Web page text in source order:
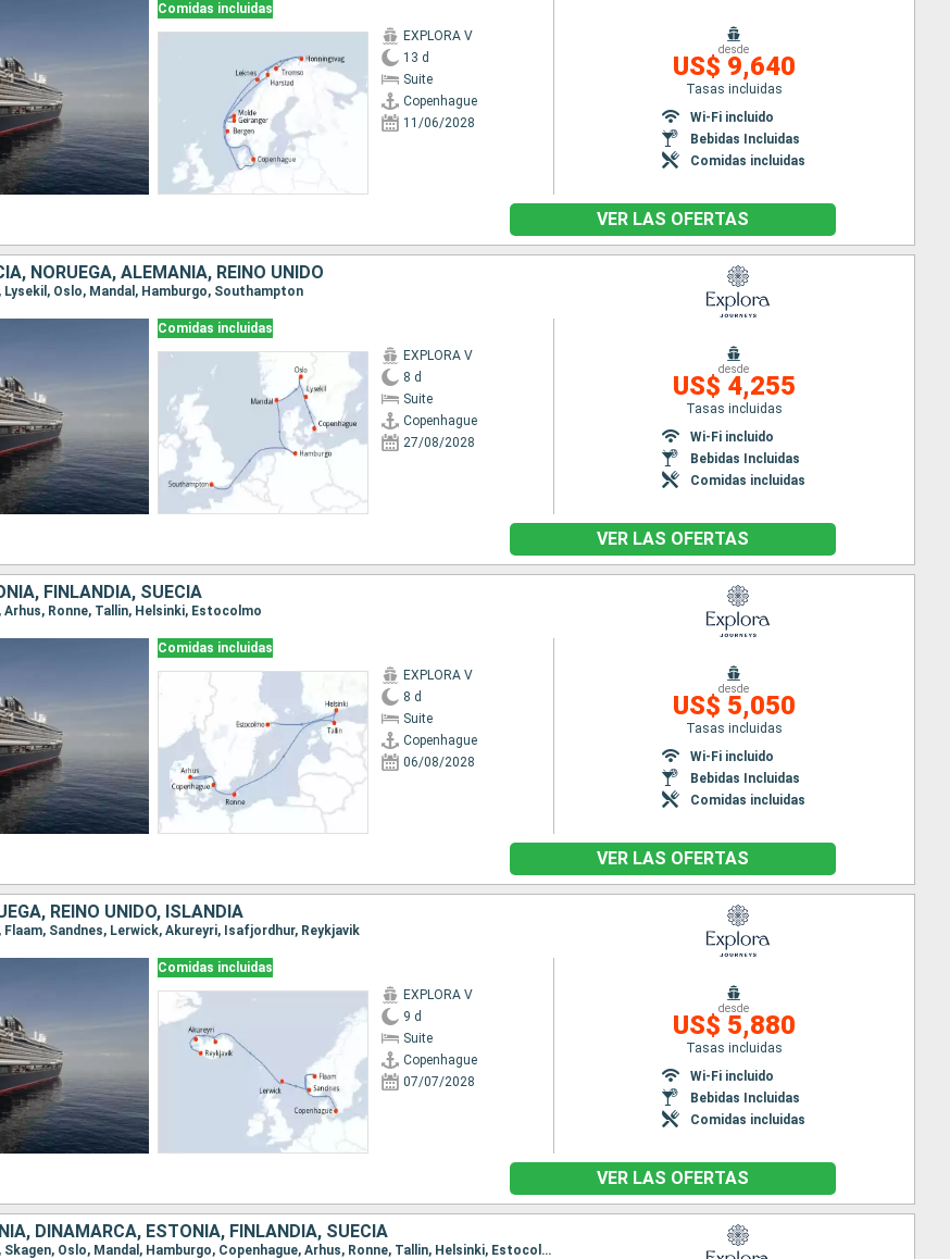
Comidas incluidas
EXPLORA V
13 d
Suite
Copenhague
11/06/2028
desde
US$ 9,640
Tasas incluidas
Wi-Fi incluido
Bebidas Incluidas
Comidas incluidas
VER LAS OFERTAS
NORUEGA, ALEMANIA, REINO UNIDO
Lysekil, Oslo, Mandal, Hamburgo, Southampton
Comidas incluidas
EXPLORA V
8 d
Suite
Copenhague
27/08/2028
desde
US$ 4,255
Tasas incluidas
Wi-Fi incluido
Bebidas Incluidas
Comidas incluidas
VER LAS OFERTAS
FINLANDIA, SUECIA
Arhus, Ronne, Tallin, Helsinki, Estocolmo
Comidas incluidas
EXPLORA V
8 d
Suite
Copenhague
06/08/2028
desde
US$ 5,050
Tasas incluidas
Wi-Fi incluido
Bebidas Incluidas
Comidas incluidas
VER LAS OFERTAS
REINO UNIDO, ISLANDIA
Flaam, Sandnes, Lerwick, Akureyri, Isafjordhur, Reykjavik
Comidas incluidas
EXPLORA V
9 d
Suite
Copenhague
07/07/2028
desde
US$ 5,880
Tasas incluidas
Wi-Fi incluido
Bebidas Incluidas
Comidas incluidas
VER LAS OFERTAS
DINAMARCA, ESTONIA, FINLANDIA, SUECIA
Itinerario : Copenhague, Skagen, Oslo, Mandal, Hamburgo, Copenhague, Arhus, Ronne, Tallin, Helsinki, Estocolmo